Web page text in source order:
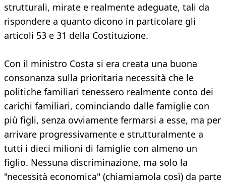
strutturali, mirate e realmente adeguate, tali da
rispondere a quanto dicono in particolare gli
articoli 53 e 31 della Costituzione.
Con il ministro Costa si era creata una buona
consonanza sulla prioritaria necessità che le
politiche familiari tenessero realmente conto dei
carichi familiari, cominciando dalle famiglie con
più figli, senza ovviamente fermarsi a esse, ma per
arrivare progressivamente e strutturalmente a
tutti i dieci milioni di famiglie con almeno un
figlio. Nessuna discriminazione, ma solo la
"necessità economica" (chiamiamola così) da parte